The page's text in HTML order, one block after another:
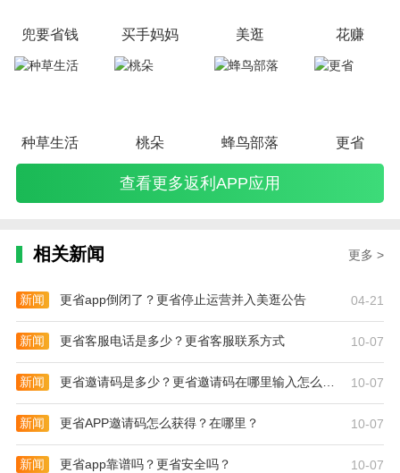
兜要省钱 买手妈妈 美逛 花赚
种草生活 桃朵 蜂鸟部落 更省
查看更多返利APP应用
相关新闻 更多 >
新闻 更省app倒闭了？更省停止运营并入美逛公告 04-21
新闻 更省客服电话是多少？更省客服联系方式 10-07
新闻 10-07
新闻 更省APP邀请码怎么获得？在哪里？ 10-07
新闻 更省app靠谱吗？更省安全吗？ 10-07